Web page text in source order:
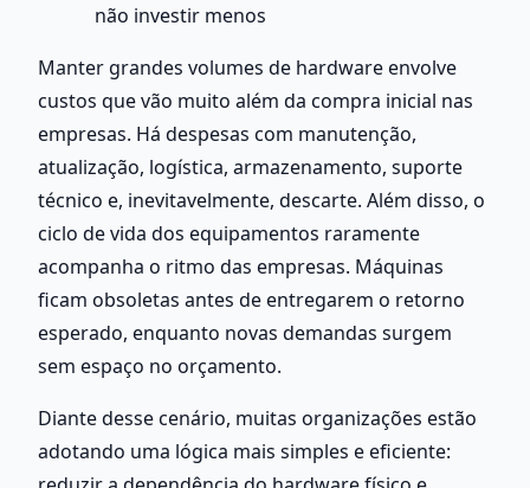
não investir menos
Manter grandes volumes de hardware envolve
custos que vão muito além da compra inicial nas
empresas. Há despesas com manutenção,
atualização, logística, armazenamento, suporte
técnico e, inevitavelmente, descarte. Além disso, o
ciclo de vida dos equipamentos raramente
acompanha o ritmo das empresas. Máquinas
ficam obsoletas antes de entregarem o retorno
esperado, enquanto novas demandas surgem
sem espaço no orçamento.
Diante desse cenário, muitas organizações estão
adotando uma lógica mais simples e eficiente: